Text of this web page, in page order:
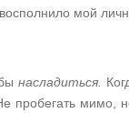
мой
насладиться.
пробегать мимо,